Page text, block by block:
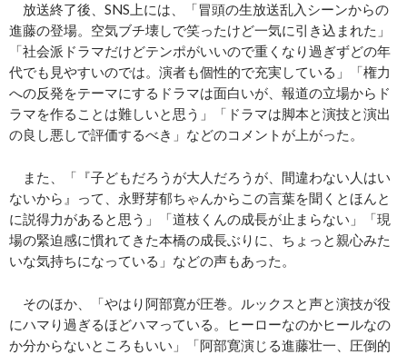
放送終了後、SNS上には、「冒頭の生放送乱入シーンからの
進藤の登場。空気ブチ壊しで笑ったけど一気に引き込まれた」
「社会派ドラマだけどテンポがいいので重くなり過ぎずどの年
代でも見やすいのでは。演者も個性的で充実している」「権力
への反発をテーマにするドラマは面白いが、報道の立場からド
ラマを作ることは難しいと思う」「ドラマは脚本と演技と演出
の良し悪しで評価するべき」などのコメントが上がった。
また、「『子どもだろうが大人だろうが、間違わない人はい
ないから』って、永野芽郁ちゃんからこの言葉を聞くとほんと
に説得力があると思う」「道枝くんの成長が止まらない」「現
場の緊迫感に慣れてきた本橋の成長ぶりに、ちょっと親心みた
いな気持ちになっている」などの声もあった。
そのほか、「やはり阿部寛が圧巻。ルックスと声と演技が役
にハマり過ぎるほどハマっている。ヒーローなのかヒールなの
か分からないところもいい」「阿部寛演じる進藤壮一、圧倒的